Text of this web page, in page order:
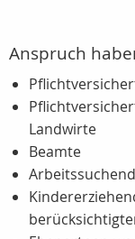
Anspruch
Landwirte
Beamte